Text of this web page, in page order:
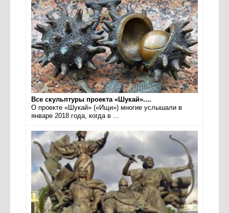
Все скульптуры проекта «Шукай»....
О проекте «Шукай» («Ищи») многие услышали в
январе 2018 года, когда в ...